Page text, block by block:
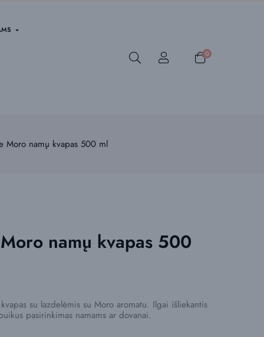
0
Moro namų kvapas 500 ml
namų kvapas 500
su lazdelėmis su Moro aromatu. Ilgai išliekantis
pasirinkimas namams ar dovanai.